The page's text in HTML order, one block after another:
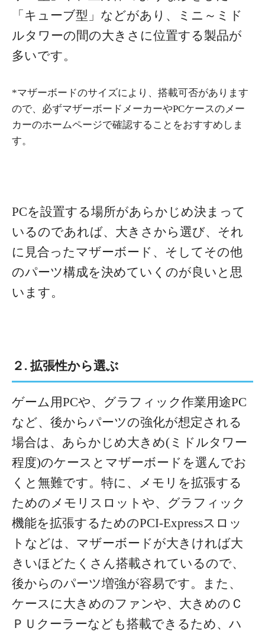
「キューブ型」などがあり、ミニ～ミド
ルタワーの間の大きさに位置する製品が
多いです。
*マザーボードのサイズにより、搭載可否があります
ので、必ずマザーボードメーカーやPCケースのメー
カーのホームページで確認することをおすすめしま
す。
PCを設置する場所があらかじめ決まって
いるのであれば、大きさから選び、それ
に見合ったマザーボード、そしてその他
のパーツ構成を決めていくのが良いと思
います。
２. 拡張性から選ぶ
ゲーム用PCや、グラフィック作業用途PC
など、後からパーツの強化が想定される
場合は、あらかじめ大きめ(ミドルタワー
程度)のケースとマザーボードを選んでお
くと無難です。特に、メモリを拡張する
ためのメモリスロットや、グラフィック
機能を拡張するためのPCI-Expressスロッ
トなどは、マザーボードが大きければ大
きいほどたくさん搭載されているので、
後からのパーツ増強が容易です。また、
ケースに大きめのファンや、大きめのＣ
ＰＵクーラーなども搭載できるため、ハ